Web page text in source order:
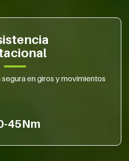
en giros y movimientos
45Nm